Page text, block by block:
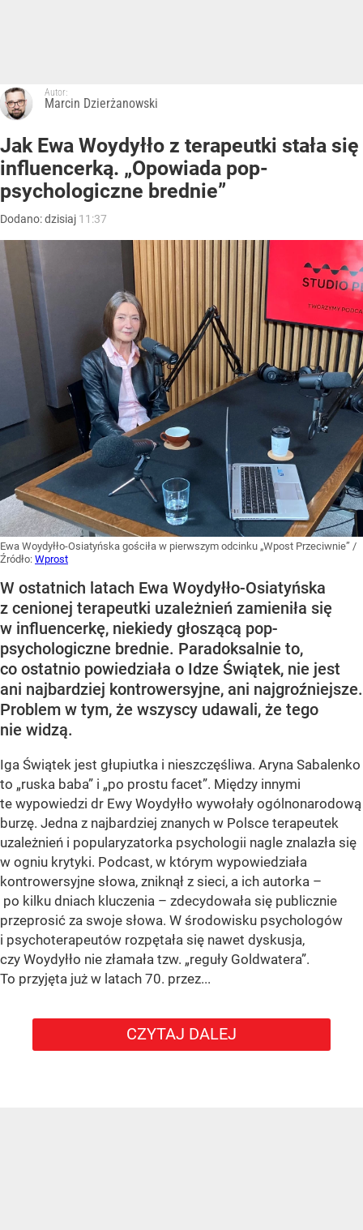
Autor:
Marcin Dzierżanowski
Jak Ewa Woydyłło z terapeutki stała się
influencerką. „Opowiada pop-
psychologiczne brednie”
Dodano:dzisiaj 11:37
Ewa Woydyłło-Osiatyńska gościła w pierwszym odcinku „Wpost Przeciwnie” /
Źródło: Wprost
W ostatnich latach Ewa Woydyłło-Osiatyńska
z cenionej terapeutki uzależnień zamieniła się
w influencerkę, niekiedy głoszącą pop-
psychologiczne brednie. Paradoksalnie to,
co ostatnio powiedziała o Idze Świątek, nie jest
ani najbardziej kontrowersyjne, ani najgroźniejsze.
Problem w tym, że wszyscy udawali, że tego
nie widzą.
Iga Świątek jest głupiutka i nieszczęśliwa. Aryna Sabalenko
to „ruska baba” i „po prostu facet”. Między innymi
te wypowiedzi dr Ewy Woydyłło wywołały ogólnonarodową
burzę. Jedna z najbardziej znanych w Polsce terapeutek
uzależnień i popularyzatorka psychologii nagle znalazła się
w ogniu krytyki. Podcast, w którym wypowiedziała
kontrowersyjne słowa, zniknął z sieci, a ich autorka –
po kilku dniach kluczenia – zdecydowała się publicznie
przeprosić za swoje słowa. W środowisku psychologów
i psychoterapeutów rozpętała się nawet dyskusja,
czy Woydyłło nie złamała tzw. „reguły Goldwatera”.
To przyjęta już w latach 70. przez...
CZYTAJ DALEJ